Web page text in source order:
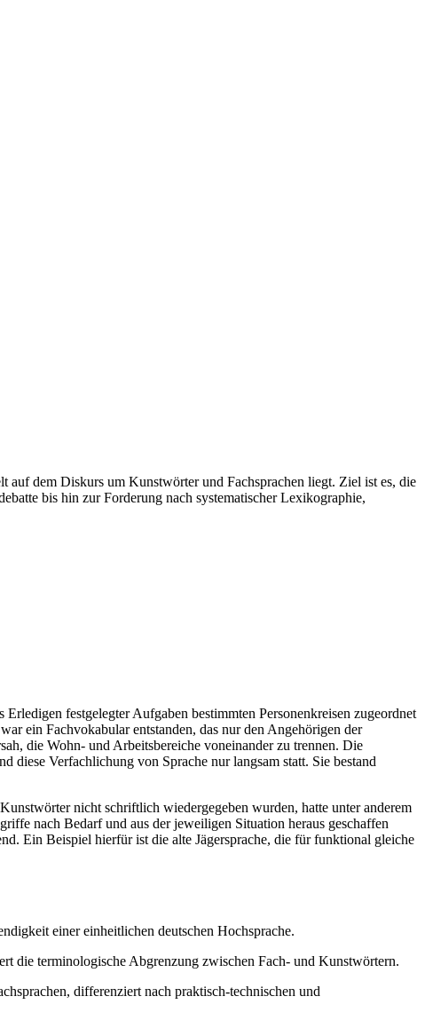
dem Diskurs um Kunstwörter und Fachsprachen liegt. Ziel ist es, die
bis hin zur Forderung nach systematischer Lexikographie,
festgelegter Aufgaben bestimmten Personenkreisen zugeordnet
ein Fachvokabular entstanden, das nur den Angehörigen der
die Wohn- und Arbeitsbereiche voneinander zu trennen. Die
Verfachlichung von Sprache nur langsam statt. Sie bestand
nicht schriftlich wiedergegeben wurden, hatte unter anderem
nach Bedarf und aus der jeweiligen Situation heraus geschaffen
Ein Beispiel hierfür ist die alte Jägersprache, die für funktional gleiche
einer einheitlichen deutschen Hochsprache.
die terminologische Abgrenzung zwischen Fach- und Kunstwörtern.
differenziert nach praktisch-technischen und